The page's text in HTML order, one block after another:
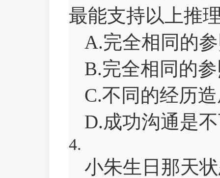
最能支持以上推
A.完全相同的
B.完全相同的
C.不同的经历
D.成功沟通是
4.
小朱生日那天